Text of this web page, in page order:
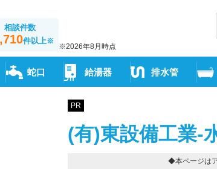
相談件数
件以上※
※2026年8月時点
蛇口 給湯器 排水管
PR
(有)東設備工業-
◆本ページは